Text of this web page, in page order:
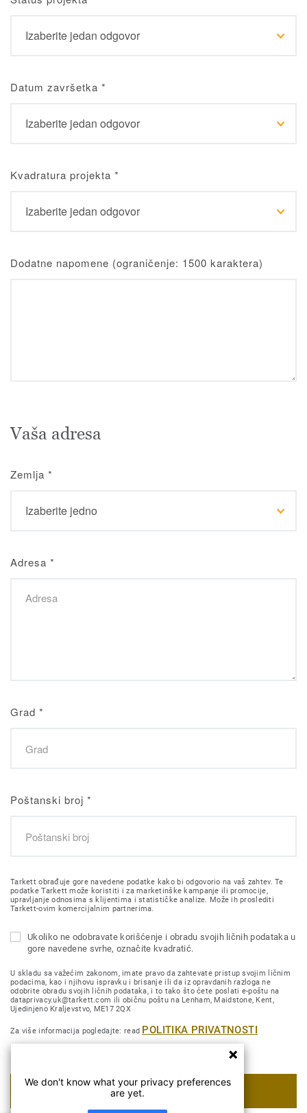
Datum završetka *
Kvadratura projekta *
Dodatne napomene (ograničenje: 1500 karaktera)
Vaša adresa
Zemlja *
Adresa *
Grad *
Poštanski broj *
Tarkett obrađuje gore navedene podatke kako bi odgovorio na vaš zahtev. Te
podatke Tarkett može koristiti i za marketinške kampanje ili promocije,
upravljanje odnosima s klijentima i statističke analize. Može ih proslediti
Tarkett-ovim komercijalnim partnerima.
Ukoliko ne odobravate korišćenje i obradu svojih ličnih podataka u
gore navedene svrhe, označite kvadratić.
U skladu sa važećim zakonom, imate pravo da zahtevate pristup svojim ličnim
podacima, kao i njihovu ispravku i brisanje ili da iz opravdanih razloga ne
odobrite obradu svojih ličnih podataka, i to tako što ćete poslati e-poštu na
dataprivacy.uk@tarkett.com ili običnu poštu na Lenham, Maidstone, Kent,
Ujedinjeno Kraljevstvo, ME17 2QX
Za više informacija pogledajte: read POLITIKA PRIVATNOSTI
POŠALJI MOJ ZAHTEV
We don't know what your privacy preferences
are yet.